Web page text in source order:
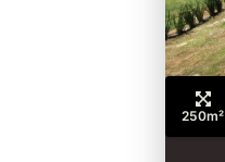
250m²